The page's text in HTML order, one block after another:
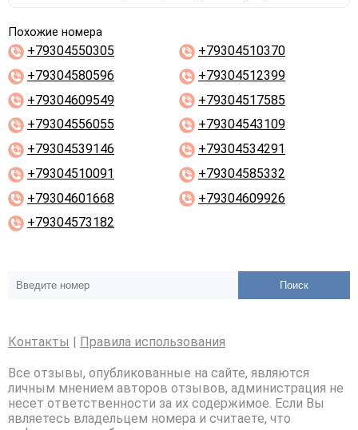
Похожие номера
+79304550305
+79304510370
+79304580596
+79304512399
+79304609549
+79304517585
+79304556055
+79304543109
+79304539146
+79304534291
+79304510091
+79304585332
+79304601668
+79304609926
+79304573182
Поиск
Контакты | Правила использования
Все отзывы, опубликованные на сайте, являются
личным мнением авторов отзывов, администрация не
несет ответственности за их содержимое. Если Вы
являетесь владельцем номера и считаете, что